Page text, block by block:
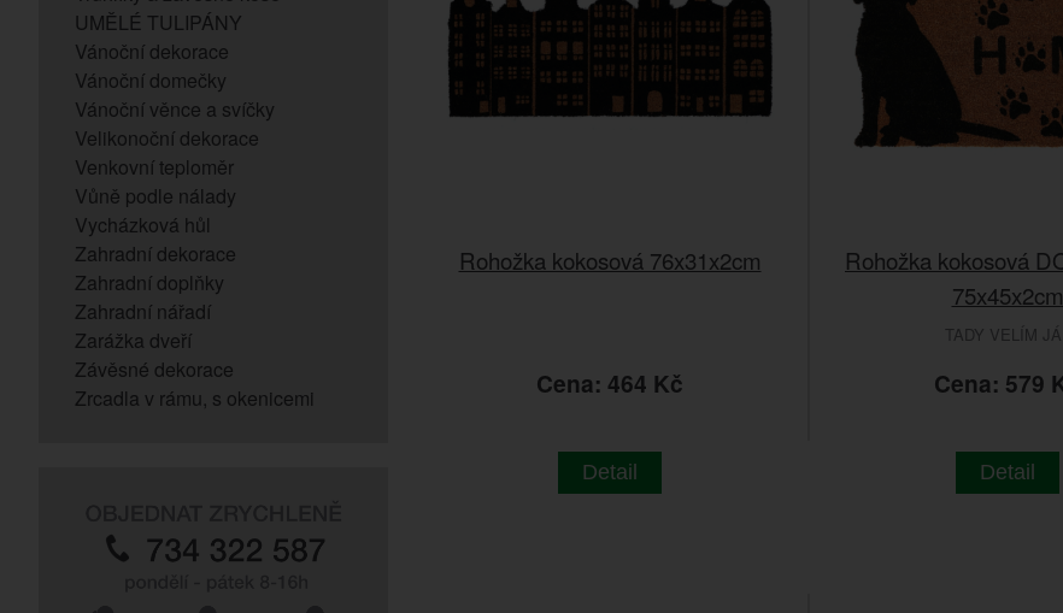
UMĚLÉ TULIPÁNY
Vánoční dekorace
Vánoční domečky
Vánoční věnce a svíčky
Velikonoční dekorace
Venkovní teploměr
Vůně podle nálady
Vycházková hůl
Zahradní dekorace
Zahradní doplňky
Zahradní nářadí
Zarážka dveří
Závěsné dekorace
Zrcadla v rámu, s okenicemi
Rohožka kokosová 76x31x2cm
Cena: 464 Kč
Detail
Rohožka kokosová
75x45x2cm
TADY VELÍM JÁ !
Cena: 579
Detail